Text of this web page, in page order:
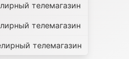
телемагазин
телемагазин
телемагазин